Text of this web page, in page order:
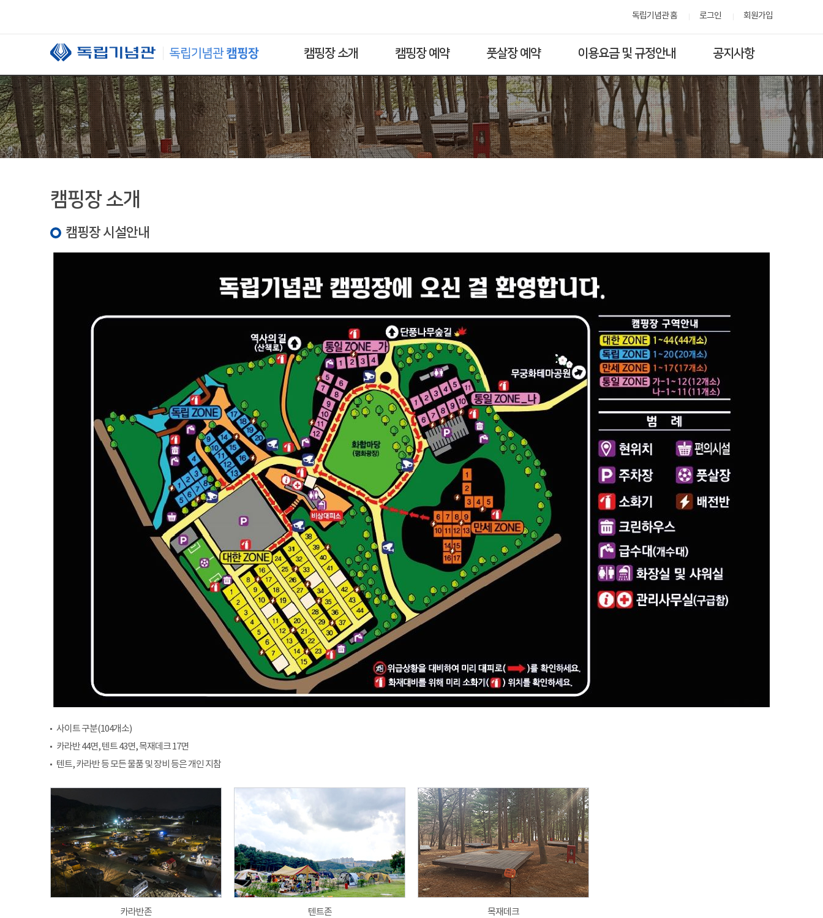
독립기념관 홈 로그인 회원가입
캠핑장 소개 캠핑장 예약 풋살장 예약 이용요금 및 규정안내 공지사항
캠핑장 소개
캠핑장 시설안내
사이트 구분(104개소)
카라반 44면, 텐트 43면, 목재데크 17면
텐트, 카라반 등 모든 물품 및 장비 등은 개인 지참
카라반존 텐트존 목재데크